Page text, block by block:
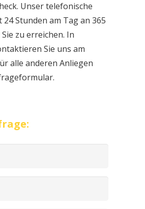
am Tag an 365
zu erreichen. In
anderen Anliegen